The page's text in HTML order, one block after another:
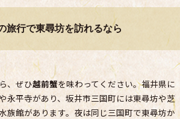
旅行で東尋坊を訪れるなら
、ぜひ越前蟹を味わってください。福井県に
永平寺があり、坂井市三国町には東尋坊や芝
族館があります。夜は同じ三国町で東尋坊か